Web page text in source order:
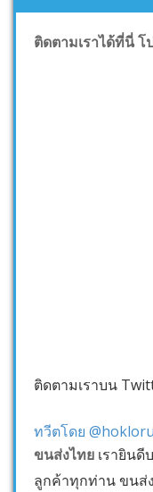
ติดตามเราได้ที่นี่
ติดตามเราบน
ทวีตโดย
ขนส่งไทย เรายิน
ลูกค้าทุกท่าน ขนส่ง